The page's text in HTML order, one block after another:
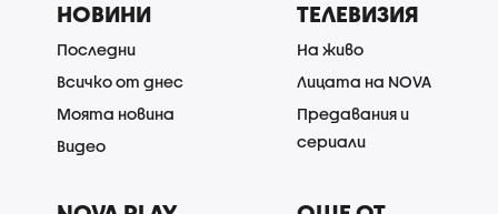
НОВИНИ
Последни
Всичко от днес
Моята новина
Видео
ТЕЛЕВИЗИЯ
На живо
Лицата на NOVA
Предавания и
сериали